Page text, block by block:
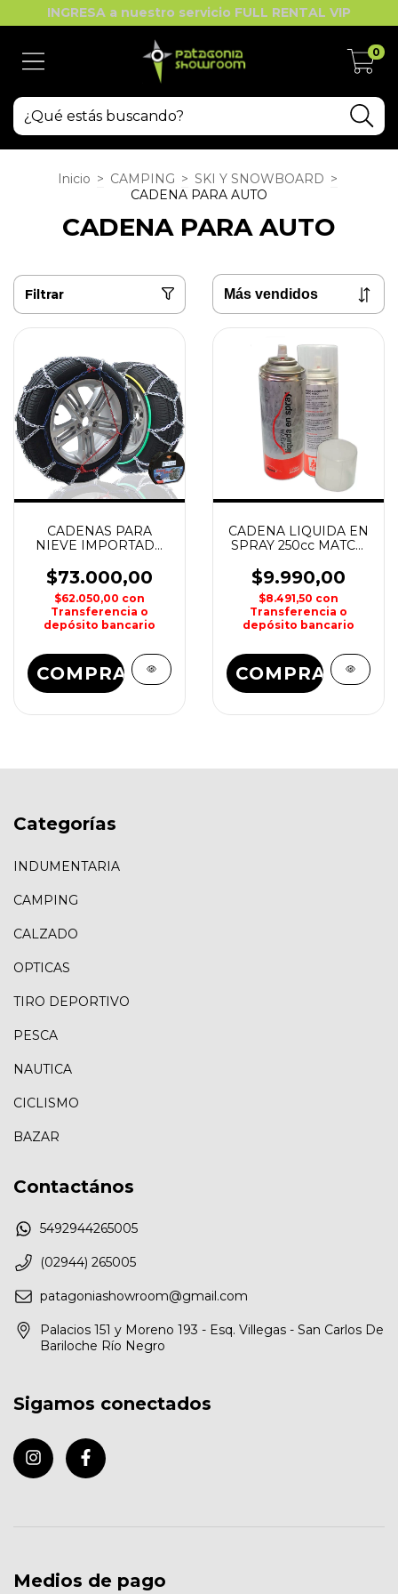
INGRESA a nuestro servicio FULL RENTAL VIP
0
Inicio > CAMPING > SKI Y SNOWBOARD >
CADENA PARA AUTO
CADENA PARA AUTO
Filtrar
CADENAS PARA
NIEVE IMPORTADA
ANTARTIC
$73.000,00
$62.050,00 con
Transferencia o
depósito bancario
CADENA LIQUIDA EN
SPRAY 250cc MATCH
$9.990,00
$8.491,50 con
Transferencia o
depósito bancario
Categorías
INDUMENTARIA
CAMPING
CALZADO
OPTICAS
TIRO DEPORTIVO
PESCA
NAUTICA
CICLISMO
BAZAR
Contactános
5492944265005
(02944) 265005
patagoniashowroom@gmail.com
Palacios 151 y Moreno 193 - Esq. Villegas - San Carlos De
Bariloche Río Negro
Sigamos conectados
Medios de pago